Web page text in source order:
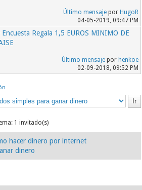
Último mensajepor HugoR
04-05-2019, 09:47 PM
Regala 1,5 EUROS MINIMO DE
Último mensajepor henkoe
02-09-2018, 09:52 PM
1 invitado(s)
hacer dinero por internet
dinero